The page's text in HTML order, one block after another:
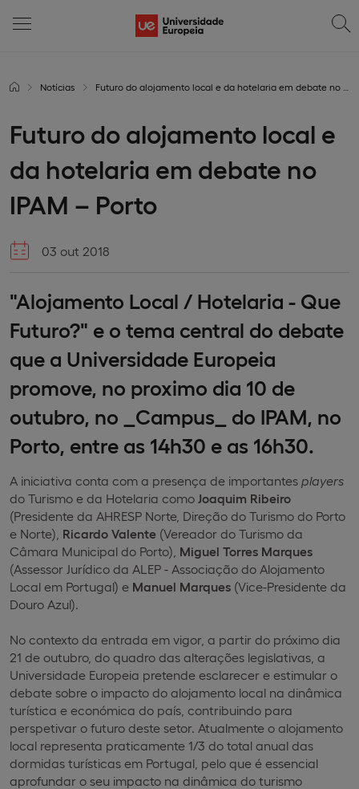
Notícias Futuro do alojamento local e da hotelaria em debate no IPAM – Porto
Futuro do alojamento local e
da hotelaria em debate no
IPAM – Porto
03 out 2018
"Alojamento Local / Hotelaria - Que
Futuro?" e o tema central do debate
que a Universidade Europeia
promove, no proximo dia 10 de
outubro, no _Campus_ do IPAM, no
Porto, entre as 14h30 e as 16h30.
A iniciativa conta com a presença de importantes players
do Turismo e da Hotelaria como Joaquim Ribeiro
(Presidente da AHRESP Norte, Direção do Turismo do Porto
e Norte), Ricardo Valente (Vereador do Turismo da
Câmara Municipal do Porto), Miguel Torres Marques
(Assessor Jurídico da ALEP - Associação do Alojamento
Local em Portugal) e Manuel Marques (Vice-Presidente da
Douro Azul).
No contexto da entrada em vigor, a partir do próximo dia
21 de outubro, do quadro das alterações legislativas, a
Universidade Europeia pretende esclarecer e estimular o
debate sobre o impacto do alojamento local na dinâmica
turística e económica do país, contribuindo para
perspetivar o futuro deste setor. Atualmente o alojamento
local representa praticamente 1/3 do total anual das
dormidas turísticas em Portugal, pelo que é essencial
aprofundar o seu impacto na dinâmica do turismo